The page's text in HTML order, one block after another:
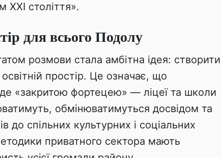
XXI століття».
для всього Подолу
розмови стала амбітна ідея: створити
простір. Це означає, що
«закритою фортецею» — ліцеї та школи
обмінюватимуться досвідом та
до спільних культурних і соціальних
приватного сектора мають